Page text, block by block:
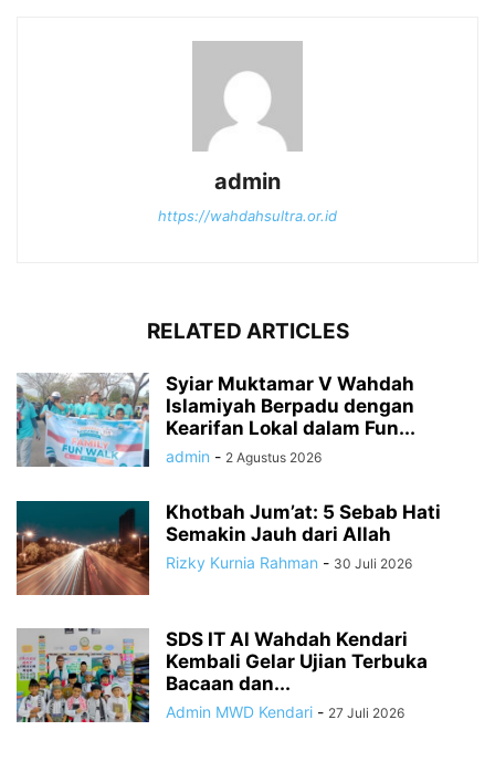
admin
https://wahdahsultra.or.id
RELATED ARTICLES
Syiar Muktamar V Wahdah
Islamiyah Berpadu dengan
Kearifan Lokal dalam Fun...
admin - 2 Agustus 2026
Khotbah Jum’at: 5 Sebab Hati
Semakin Jauh dari Allah
Rizky Kurnia Rahman - 30 Juli 2026
SDS IT Al Wahdah Kendari
Kembali Gelar Ujian Terbuka
Bacaan dan...
Admin MWD Kendari - 27 Juli 2026